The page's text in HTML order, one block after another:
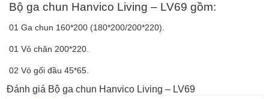
Bộ ga chun Hanvico Living – LV69 gồm:
01 Ga chun 160*200 (180*200/200*220).
01 Vỏ chăn 200*220.
02 Vỏ gối đầu 45*65.
Đánh giá Bộ ga chun Hanvico Living – LV69